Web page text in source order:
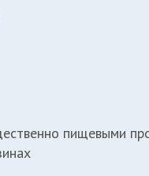
пищевыми